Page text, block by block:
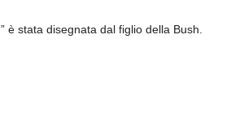
è stata disegnata dal figlio della Bush.